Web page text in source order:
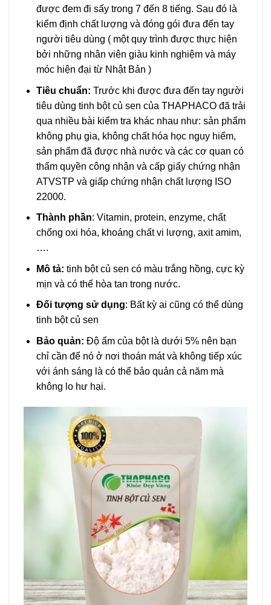
được đem đi sấy trong 7 đến 8 tiếng. Sau đó là
kiểm định chất lượng và đóng gói đưa đến tay
người tiêu dùng ( một quy trình được thực hiện
bởi những nhân viên giàu kinh nghiệm và máy
móc hiện đại từ Nhật Bản )
Tiêu chuẩn: Trước khi được đưa đến tay người
tiêu dùng tinh bột củ sen của THAPHACO đã trải
qua nhiều bài kiểm tra khác nhau như: sản phẩm
không phụ gia, không chất hóa học nguy hiểm,
sản phẩm đã được nhà nước và các cơ quan có
thẩm quyền công nhận và cấp giấy chứng nhận
ATVSTP và giấp chứng nhận chất lượng ISO
22000.
Thành phần: Vitamin, protein, enzyme, chất
chống oxi hóa, khoáng chất vi lượng, axit amim,
….
Mô tả: tinh bột củ sen có màu trắng hồng, cực kỳ
mịn và có thể hòa tan trong nước.
Đối tượng sử dụng: Bất kỳ ai cũng có thể dùng
tinh bột củ sen
Bảo quản: Độ ẩm của bột là dưới 5% nên bạn
chỉ cần để nó ở nơi thoán mát và không tiếp xúc
với ánh sáng là có thể bảo quản cả năm mà
không lo hư hại.